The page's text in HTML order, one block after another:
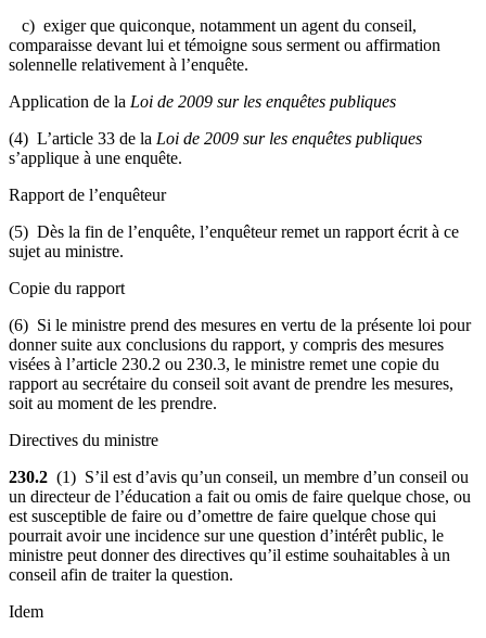
c) exiger que quiconque, notamment un agent du conseil,
comparaisse devant lui et témoigne sous serment ou affirmation
solennelle relativement à l’enquête.
Application de la Loi de 2009 sur les enquêtes publiques
(4) L’article 33 de la Loi de 2009 sur les enquêtes publiques
s’applique à une enquête.
Rapport de l’enquêteur
(5) Dès la fin de l’enquête, l’enquêteur remet un rapport écrit à ce
sujet au ministre.
Copie du rapport
(6) Si le ministre prend des mesures en vertu de la présente loi pour
donner suite aux conclusions du rapport, y compris des mesures
visées à l’article 230.2 ou 230.3, le ministre remet une copie du
rapport au secrétaire du conseil soit avant de prendre les mesures,
soit au moment de les prendre.
Directives du ministre
230.2 (1) S’il est d’avis qu’un conseil, un membre d’un conseil ou
un directeur de l’éducation a fait ou omis de faire quelque chose, ou
est susceptible de faire ou d’omettre de faire quelque chose qui
pourrait avoir une incidence sur une question d’intérêt public, le
ministre peut donner des directives qu’il estime souhaitables à un
conseil afin de traiter la question.
Idem